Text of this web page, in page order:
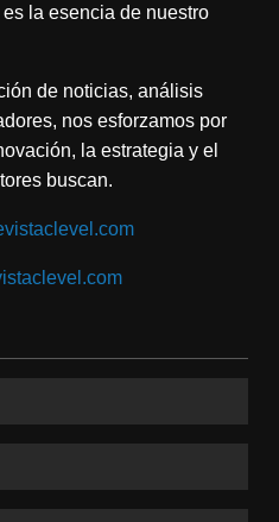
la esencia de nuestro
de noticias, análisis
nos esforzamos por
la estrategia y el
buscan.